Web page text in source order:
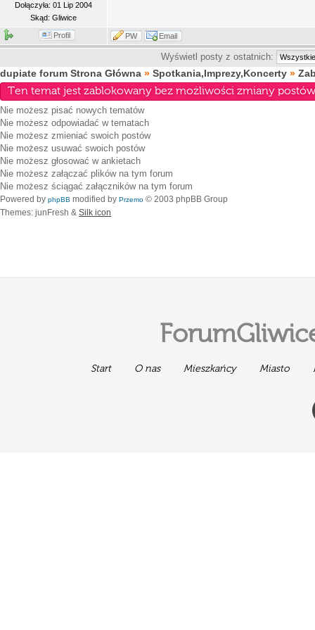
Dołączyła: 01 Lip 2004
Skąd: Gliwice
Profil PW Email
Wyświetl posty z ostatnich:
dupiate forum Strona Główna » Spotkania,Imprezy,Koncerty »
Ten temat jest zablokowany bez możliwości zmiany
Nie możesz pisać nowych tematów
Nie możesz odpowiadać w tematach
Nie możesz zmieniać swoich postów
Nie możesz usuwać swoich postów
Nie możesz głosować w ankietach
Nie możesz załączać plików na tym forum
Nie możesz ściągać załączników na tym forum
Powered by phpBB modified by Przemo © 2003 phpBB Group
Themes: junFresh & Silk icon
Start O nas Mieszkańcy Miasto